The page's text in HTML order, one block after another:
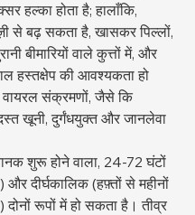
हल्का होता है; हालाँकि,
से बढ़ सकता है, खासकर पिल्लों,
बीमारियों वाले कुत्तों में, और
हस्तक्षेप की आवश्यकता हो
संक्रमणों, जैसे कि
खूनी, दुर्गंधयुक्त और जानलेवा
शुरू होने वाला, 24-72 घंटों
दीर्घकालिक (हफ़्तों से महीनों
रूपों में हो सकता है। तीव्र